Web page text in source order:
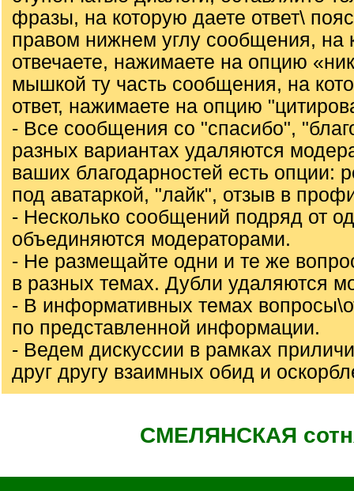
фразы, на которую даете ответ\
правом нижнем углу сообщения, на
отвечаете, нажимаете на опцию
мышкой ту часть сообщения, на
ответ, нажимаете на опцию
- Все сообщения со "спасибо",
разных вариантах удаляются
ваших благодарностей есть опции:
под аватаркой, "лайк", отзыв в
- Несколько сообщений подряд от
объединяются модераторами.
- Не размещайте одни и те же
в разных темах. Дубли удаляются
- В информативных темах
по представленной информации.
- Ведем дискуссии в рамках
друг другу взаимных обид и
СМЕЛЯНСКАЯ